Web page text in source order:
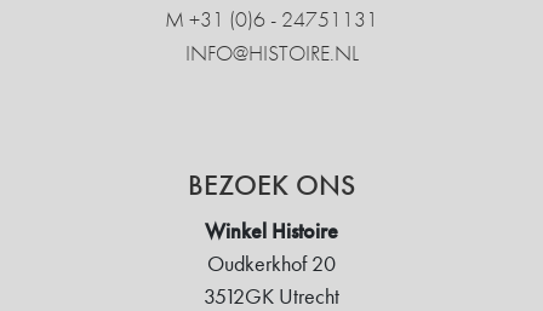
M +31 ‍(0)6 - 24751131
INFO@HISTOIRE.NL
BEZOEK ONS
Winkel Histoire
Oudkerkhof 20
3512GK Utrecht